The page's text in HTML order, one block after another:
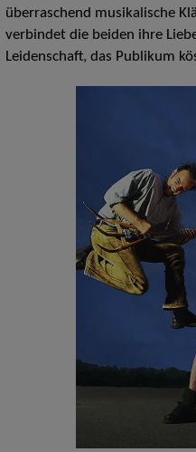
überraschend musikalische
verbindet die beiden ihre
Leidenschaft, das Publikum